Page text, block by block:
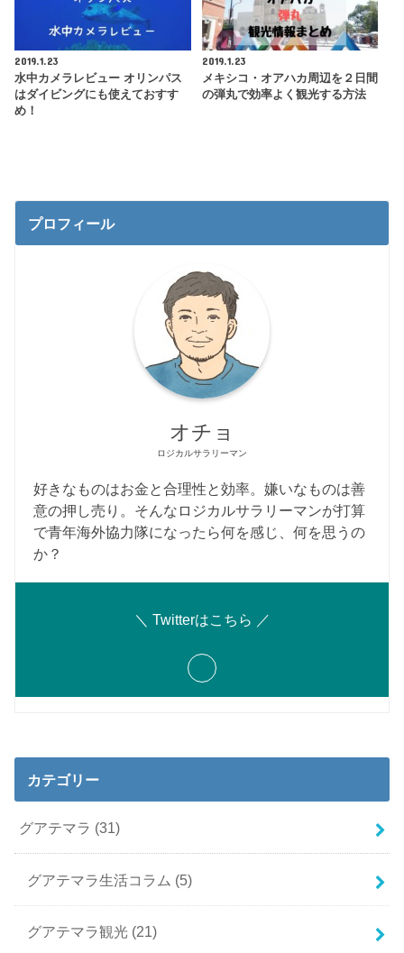
2019.1.23
水中カメラレビュー オリンパス
はダイビングにも使えておすす
め！
2019.1.23
メキシコ・オアハカ周辺を２日間
の弾丸で効率よく観光する方法
プロフィール
オチョ
ロジカルサラリーマン
好きなものはお金と合理性と効率。嫌いなものは善
意の押し売り。そんなロジカルサラリーマンが打算
で青年海外協力隊になったら何を感じ、何を思うの
か？
＼ Twitterはこちら ／
カテゴリー
グアテマラ (31)
グアテマラ生活コラム (5)
グアテマラ観光 (21)